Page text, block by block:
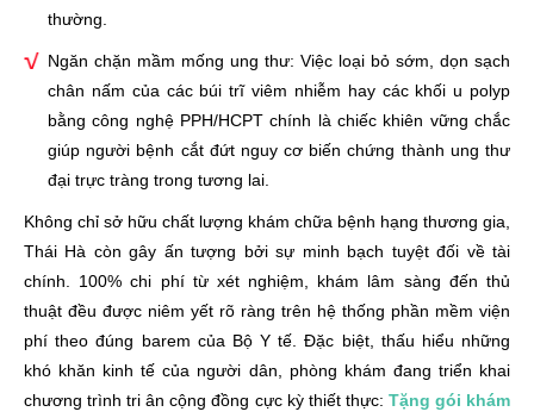
thường.
Ngăn chặn mầm mống ung thư: Việc loại bỏ sớm, dọn sạch
chân nấm của các búi trĩ viêm nhiễm hay các khối u polyp
bằng công nghệ PPH/HCPT chính là chiếc khiên vững chắc
giúp người bệnh cắt đứt nguy cơ biến chứng thành ung thư
đại trực tràng trong tương lai.
Không chỉ sở hữu chất lượng khám chữa bệnh hạng thương gia,
Thái Hà còn gây ấn tượng bởi sự minh bạch tuyệt đối về tài
chính. 100% chi phí từ xét nghiệm, khám lâm sàng đến thủ
thuật đều được niêm yết rõ ràng trên hệ thống phần mềm viện
phí theo đúng barem của Bộ Y tế. Đặc biệt, thấu hiểu những
khó khăn kinh tế của người dân, phòng khám đang triển khai
chương trình tri ân cộng đồng cực kỳ thiết thực: Tặng gói khám